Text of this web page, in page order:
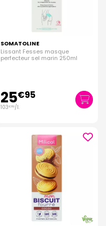
SOMATOLINE
Lissant Fesses masque
perfecteur sel marin 250ml
25€95
103€80/l.